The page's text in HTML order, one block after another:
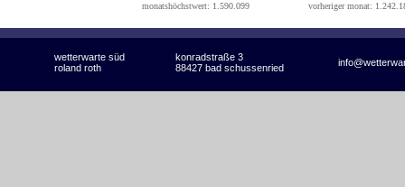
monatshöchstwert: 1.590.099
vorheriger monat:
wetterwarte süd konradstraße 3
roland roth 88427 bad schussenried